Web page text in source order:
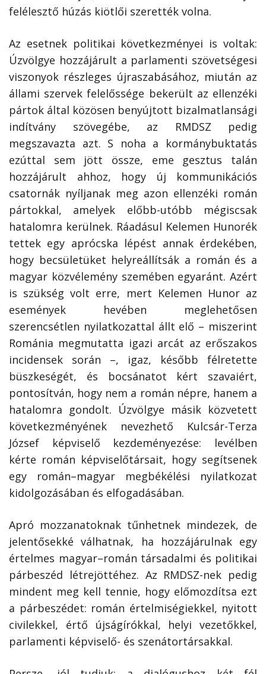
felélesztő húzás kiötlői szerették volna.
Az esetnek politikai következményei is voltak:
Úzvölgye hozzájárult a parlamenti szövetségesi
viszonyok részleges újraszabásához, miután az
állami szervek felelőssége bekerült az ellenzéki
pártok által közösen benyújtott bizalmatlansági
indítvány szövegébe, az RMDSZ pedig
megszavazta azt. S noha a kormánybuktatás
ezúttal sem jött össze, eme gesztus talán
hozzájárult ahhoz, hogy új kommunikációs
csatornák nyíljanak meg azon ellenzéki román
pártokkal, amelyek előbb-utóbb mégiscsak
hatalomra kerülnek. Ráadásul Kelemen Hunorék
tettek egy aprócska lépést annak érdekében,
hogy becsületüket helyreállítsák a román és a
magyar közvélemény szemében egyaránt. Azért
is szükség volt erre, mert Kelemen Hunor az
események hevében meglehetősen
szerencsétlen nyilatkozattal állt elő – miszerint
Románia megmutatta igazi arcát az erőszakos
incidensek során –, igaz, később félretette
büszkeségét, és bocsánatot kért szavaiért,
pontosítván, hogy nem a román népre, hanem a
hatalomra gondolt. Úzvölgye másik közvetett
következményének nevezhető Kulcsár-Terza
József képviselő kezdeményezése: levélben
kérte román képviselőtársait, hogy segítsenek
egy román–magyar megbékélési nyilatkozat
kidolgozásában és elfogadásában.
Apró mozzanatoknak tűnhetnek mindezek, de
jelentősekké válhatnak, ha hozzájárulnak egy
értelmes magyar–román társadalmi és politikai
párbeszéd létrejöttéhez. Az RMDSZ-nek pedig
mindent meg kell tennie, hogy előmozdítsa ezt
a párbeszédet: román értelmiségiekkel, nyitott
civilekkel, értő újságírókkal, helyi vezetőkkel,
parlamenti képviselő- és szenátortársakkal.